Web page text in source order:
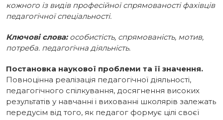
кожного із видів професійної спрямованості фахівців
педагогічної спеціальності.
Ключові слова:особистість, спрямованість, мотив,
потреба. педагогічна діяльність.
Постановка наукової проблеми та її значення.
Повноцінна реалізація педагогічної діяльності,
педагогічного спілкування, досягнення високих
результатів у навчанні і вихованні школярів залежать
передусім від того, як педагог формує цілі своєї